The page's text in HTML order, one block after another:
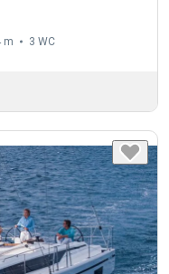
m 3 WC